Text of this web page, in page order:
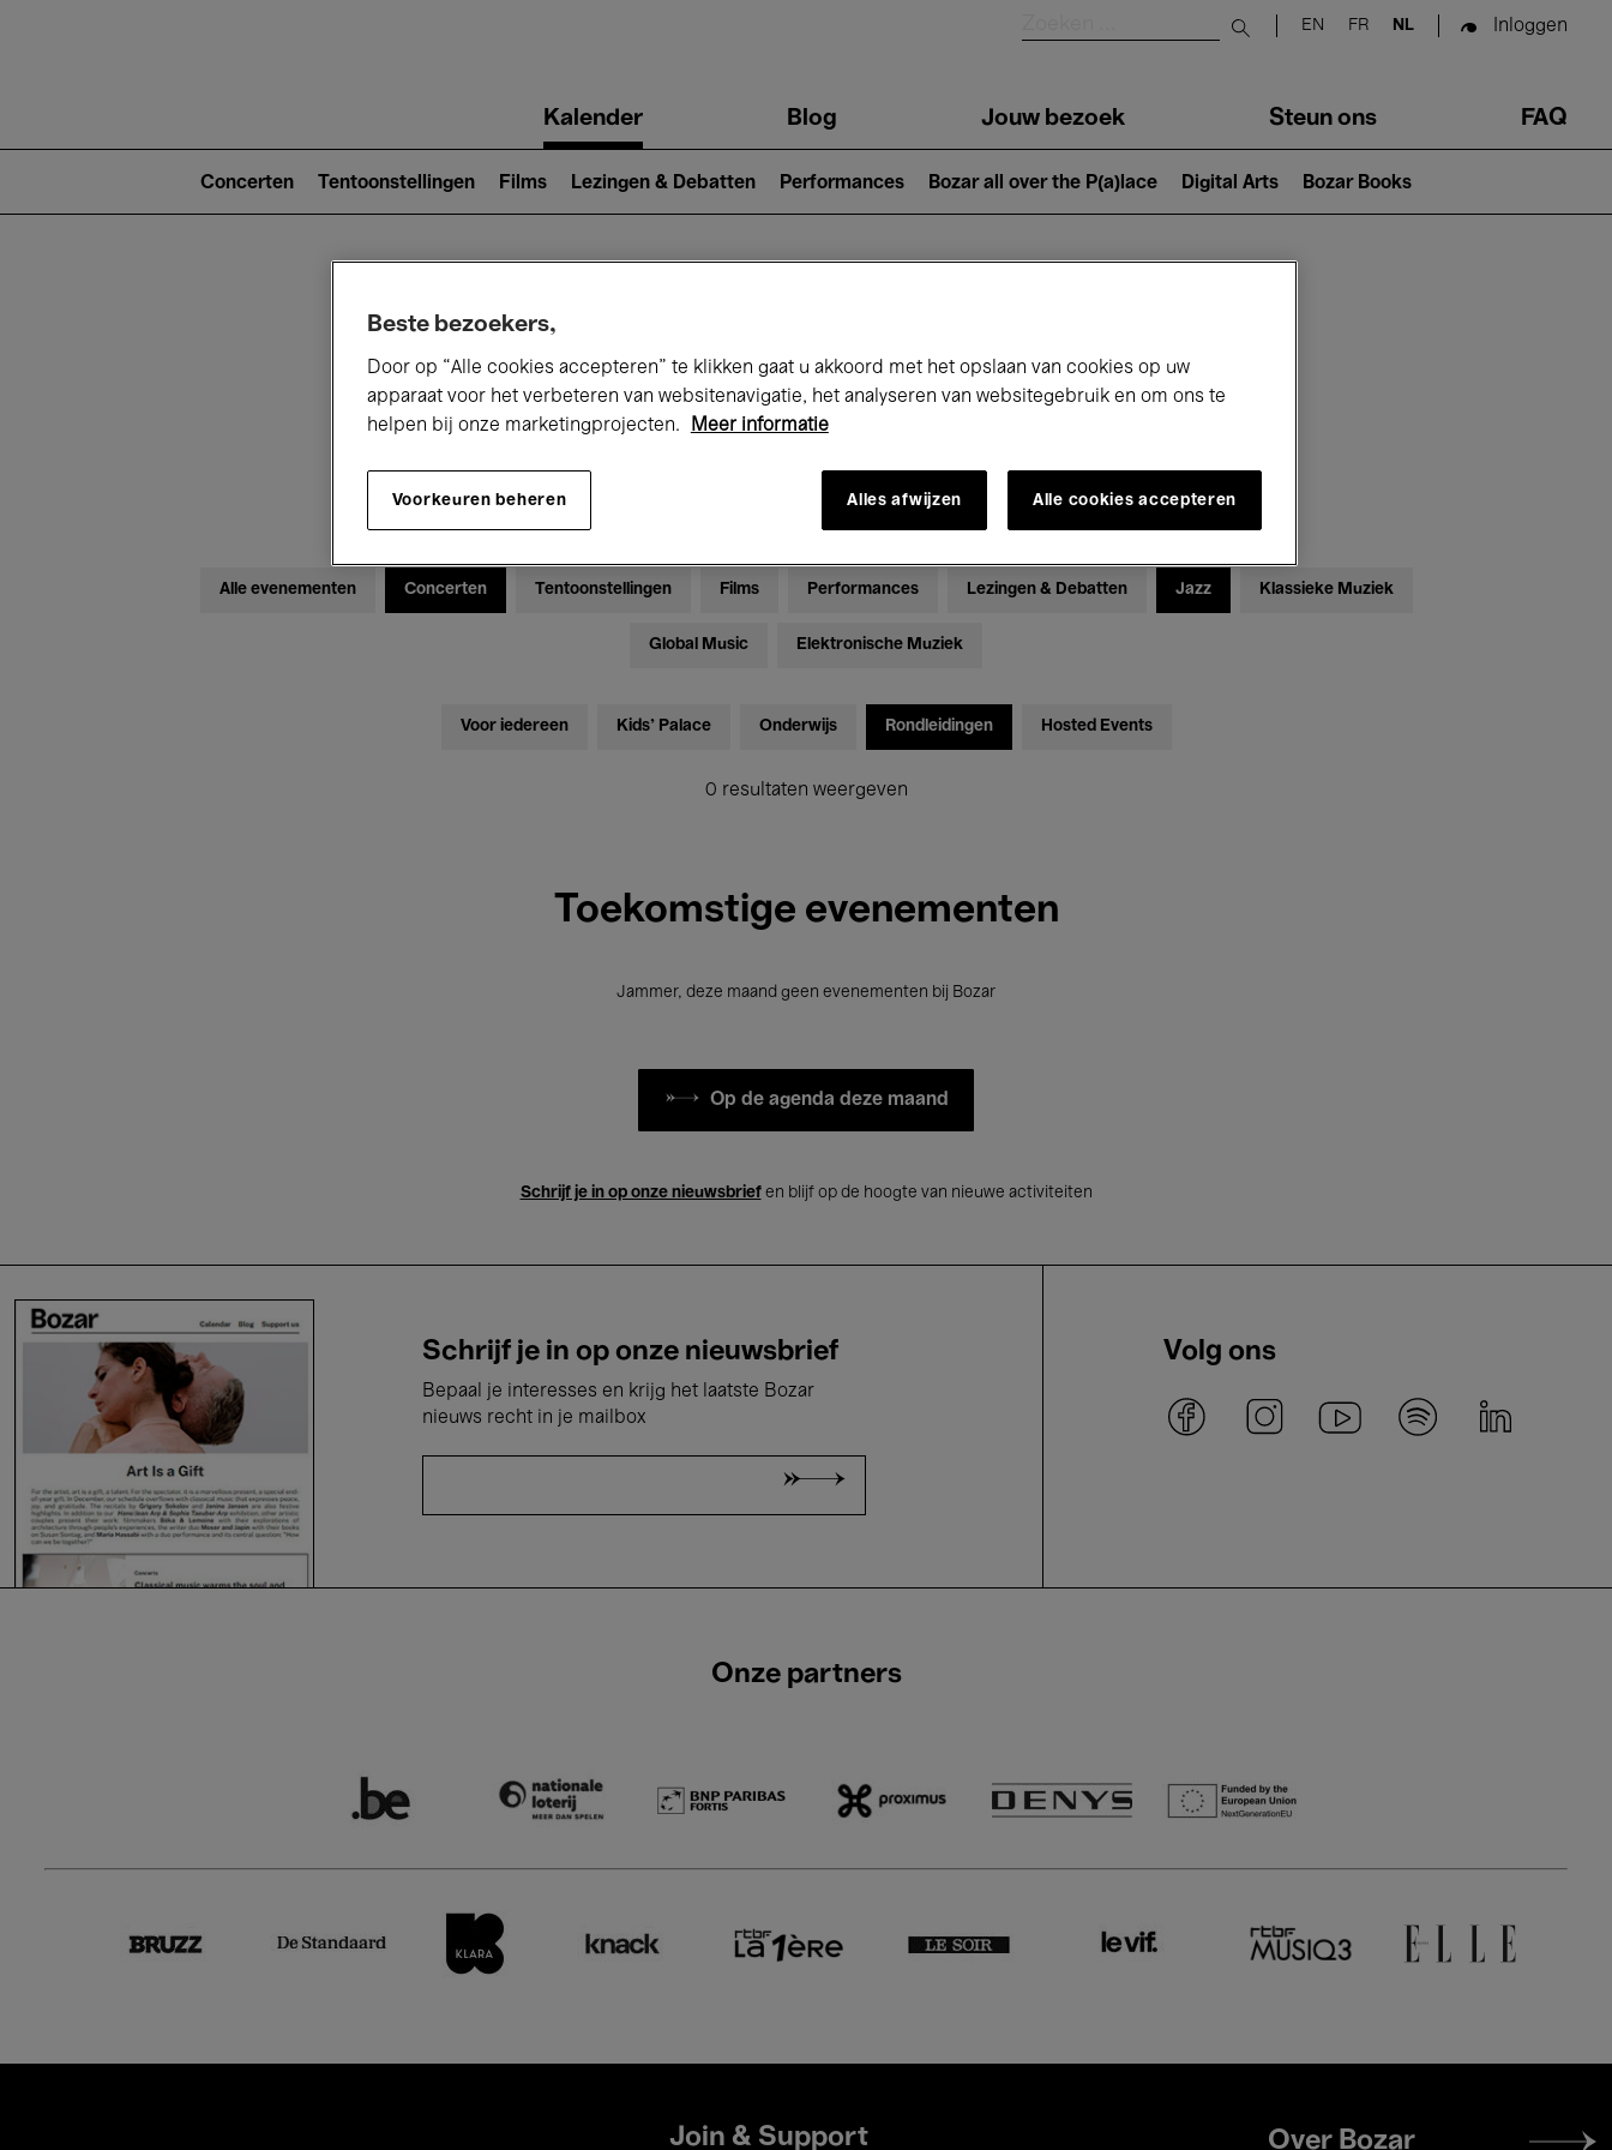
Submit search
EN FR NL Inloggen
navigationKalender Blog Jouw bezoek Steun ons FAQ
2)
Concerten Tentoonstellingen Films Lezingen & Debatten Performances Bozar all over the P(a)lace Digital Arts Bozar Books
Alle evenementen Concerten Tentoonstellingen Films Performances Lezingen & Debatten Jazz Klassieke Muziek
Global Music Elektronische Muziek
Voor iedereen Kids’ Palace Onderwijs Rondleidingen Hosted Events
0 resultaten weergeven
Toekomstige evenementen
Jammer, deze maand geen evenementen bij Bozar
Op de agenda deze maand
Schrijf je in op onze nieuwsbriefen blijf op de hoogte van nieuwe activiteiten
Schrijf je in op onze nieuwsbrief
Bepaal je interesses en krijg het laatste Bozar
nieuws recht in je mailbox
Volg ons
Onze partners
Join & Support
Footer
Over Bozar
Beste bezoekers,
Door op “Alle cookies accepteren” te klikken gaat u akkoord met het opslaan van cookies op uw
apparaat voor het verbeteren van websitenavigatie, het analyseren van websitegebruik en om ons te
helpen bij onze marketingprojecten.
Meer informatie
Voorkeuren beheren Alles afwijzen Alle cookies accepteren